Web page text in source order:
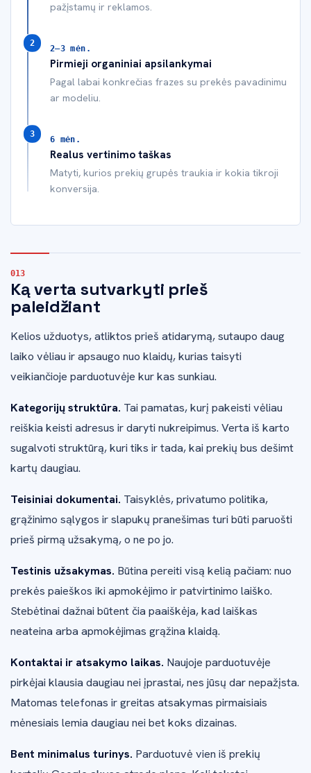
pažįstamų ir reklamos.
2–3 mėn.
Pirmieji organiniai apsilankymai
Pagal labai konkrečias frazes su prekės pavadinimu
ar modeliu.
6 mėn.
Realus vertinimo taškas
Matyti, kurios prekių grupės traukia ir kokia tikroji
konversija.
Ką verta sutvarkyti prieš
paleidžiant
Kelios užduotys, atliktos prieš atidarymą, sutaupo daug
laiko vėliau ir apsaugo nuo klaidų, kurias taisyti
veikiančioje parduotuvėje kur kas sunkiau.
Kategorijų struktūra. Tai pamatas, kurį pakeisti vėliau
reiškia keisti adresus ir daryti nukreipimus. Verta iš karto
sugalvoti struktūrą, kuri tiks ir tada, kai prekių bus dešimt
kartų daugiau.
Teisiniai dokumentai. Taisyklės, privatumo politika,
grąžinimo sąlygos ir slapukų pranešimas turi būti paruošti
prieš pirmą užsakymą, o ne po jo.
Testinis užsakymas. Būtina pereiti visą kelią pačiam: nuo
prekės paieškos iki apmokėjimo ir patvirtinimo laiško.
Stebėtinai dažnai būtent čia paaiškėja, kad laiškas
neateina arba apmokėjimas grąžina klaidą.
Kontaktai ir atsakymo laikas. Naujoje parduotuvėje
pirkėjai klausia daugiau nei įprastai, nes jūsų dar nepažįsta.
Matomas telefonas ir greitas atsakymas pirmaisiais
mėnesiais lemia daugiau nei bet koks dizainas.
Bent minimalus turinys. Parduotuvė vien iš prekių